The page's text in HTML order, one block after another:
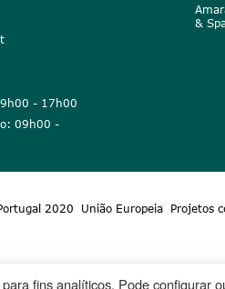
- 17h00
09h00 -
&
2020 União Europeia Projetos
fins analíticos. Pode configurar